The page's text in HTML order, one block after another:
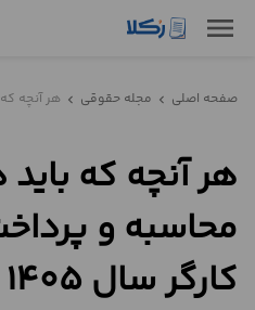
menu
نمونه
تنظیم
مشاوره
حقوقی
صفحه اصلی chevron_left مجله حقوقی chevron_left هر آنچه که
هر آنچه که
محاسبه و
کارگر سال ۱۴۰۵ بدانیم!